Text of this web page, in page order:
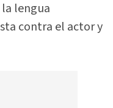
lengua
contra el actor y